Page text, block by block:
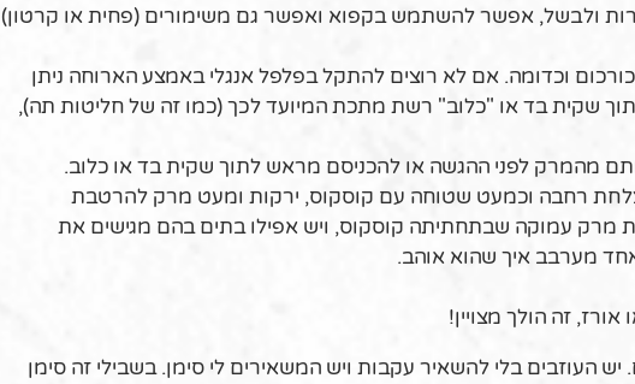
ולבשל, אפשר להשתמש בקפוא ואפשר גם משימורים (פחית או קרטון)
כורכום וכדומה. אם לא רוצים להתקל בפלפל אנגלי באמצע הארוחה ניתן
שקית בד או "כלוב" רשת מתכת המיועד לכך (כמו זה של חליטות תה),
מהמרק לפני ההגשה או להכניסם מראש לתוך שקית בד או כלוב.
רחבה וכמעט שטוחה עם קוסקוס, ירקות ומעט מרק להרטבת
מרק עמוקה שבתחתיתה קוסקוס, ויש אפילו בתים בהם מגישים את
מערבב איך שהוא אוהב.
זה הולך מצויין!
העוזבים בלי להשאיר עקבות ויש המשאירים לי סימן. בשבילי זה סימן